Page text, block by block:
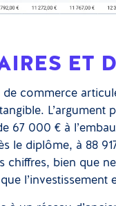
ET
de commerce
L’argument
67 000 € à
le diplôme, à 88
bien que
l’investissement